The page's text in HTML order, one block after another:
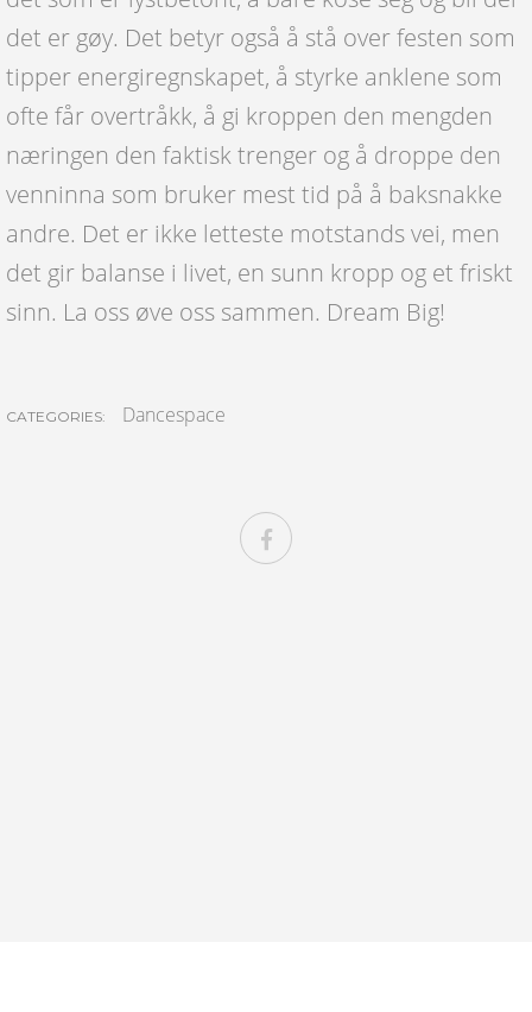
det er gøy. Det betyr også å stå over festen som
tipper energiregnskapet, å styrke anklene som
ofte får overtråkk, å gi kroppen den mengden
næringen den faktisk trenger og å droppe den
venninna som bruker mest tid på å baksnakke
andre. Det er ikke letteste motstands vei, men
det gir balanse i livet, en sunn kropp og et friskt
sinn. La oss øve oss sammen. Dream Big!
CATEGORIES: Dancespace